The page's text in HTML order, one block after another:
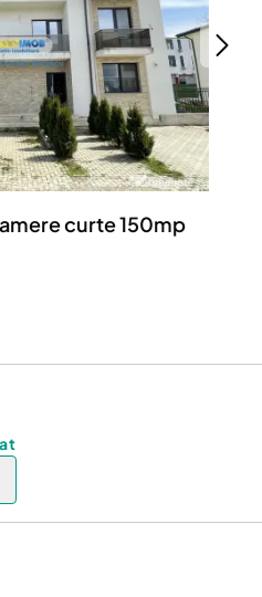
profesionale
curte 150mp